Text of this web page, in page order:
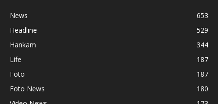
News
653
Headline
529
Hankam
344
Life
187
Foto
187
Foto News
180